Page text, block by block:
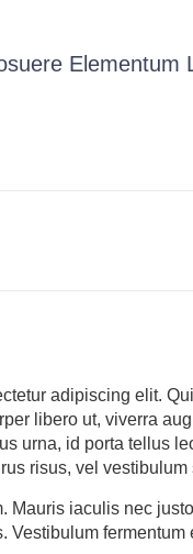
Elementum
adipiscing elit.
libero ut, viverra
urna, id porta tellus
risus, vel
Mauris iaculis nec
Vestibulum